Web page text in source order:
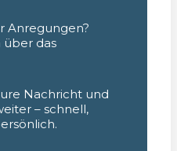
Anregungen?
über das
Nachricht und
– schnell,